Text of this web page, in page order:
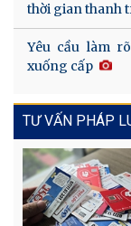
thời gian thanh
Yêu cầu làm
xuống cấp
TƯ VẤN PHÁP